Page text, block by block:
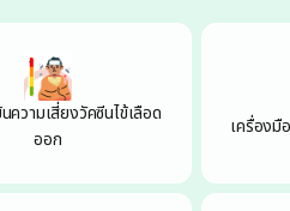
ความเสี่ยงวัคซีนไข้เลือด
ออก
เครื่องมื